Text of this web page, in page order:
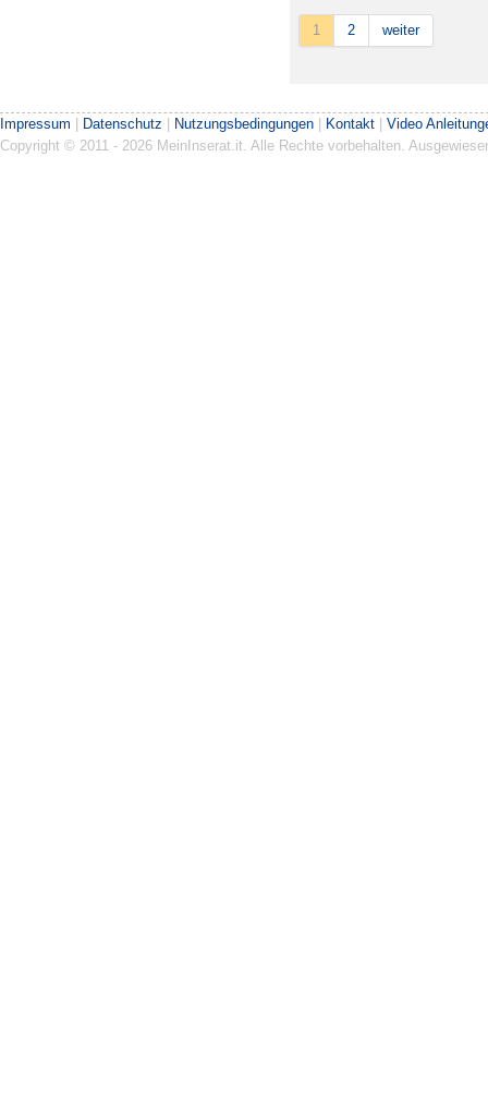
1 2 weiter
Impressum | Datenschutz | Nutzungsbedingungen | Kontakt | Video
Copyright © 2011 - 2026 MeinInserat.it. Alle Rechte vorbehalten.